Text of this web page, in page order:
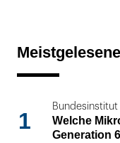
1
Welche
Generation